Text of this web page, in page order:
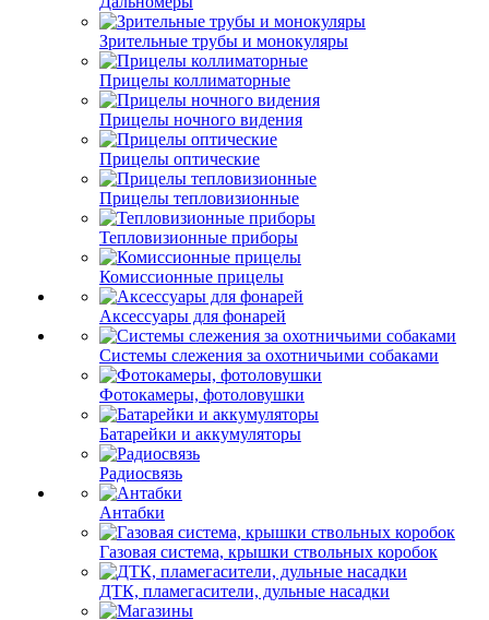
Зрительные трубы и монокуляры
Прицелы коллиматорные
Прицелы ночного видения
Прицелы оптические
Прицелы тепловизионные
Тепловизионные приборы
Комиссионные прицелы
Аксессуары для фонарей
Системы слежения за охотничьими собаками
Фотокамеры, фотоловушки
Батарейки и аккумуляторы
Радиосвязь
Антабки
Газовая система, крышки ствольных коробок
ДТК, пламегасители, дульные насадки